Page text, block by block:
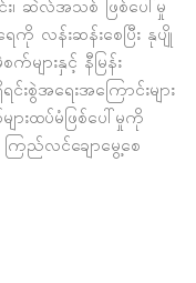
း၊ ဆဲလ်အသစ် ဖြစ်ပေါ်မှု
လန်းဆန်းစေပြီး နုပျို
ျားနှင့် နီမြန်း
းစွဲအရေးအကြောင်းများ
ားထပ်မံဖြစ်ပေါ်မှုကို
ြည်လင်ချောမွေ့စေ